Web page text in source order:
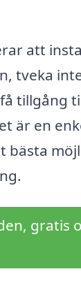
att
tveka
tillgång
är en
bästa
gratis